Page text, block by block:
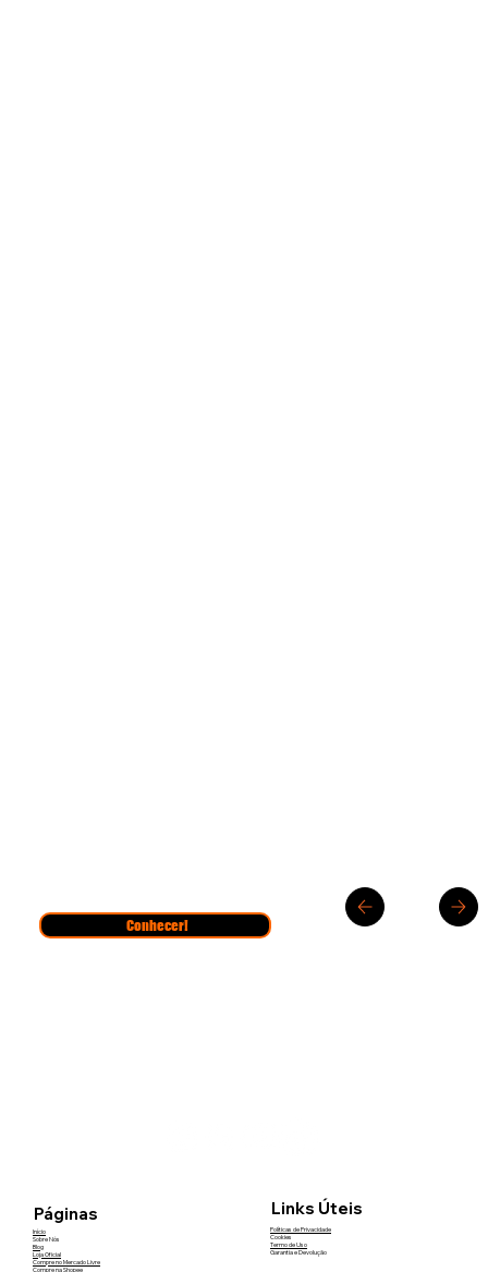
Conhecer!
Páginas
Início
Sobre Nós
Blog
Loja Oficial
Compre no Mercado Livre
Compre na Shopee
Links Úteis
Políticas de Privacidade
Cookies
Termo de Uso
Garantia e Devolução